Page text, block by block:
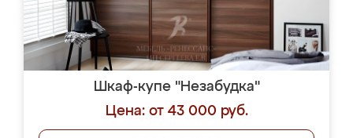
Шкаф-купе "Незабудка"
Цена: от 43 000 руб.